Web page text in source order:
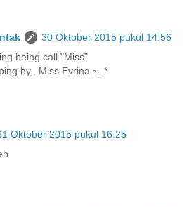
30 Oktober 2015 pukul 14.56
being call "Miss"
by,, Miss Evrina ~_*
Oktober 2015 pukul 16.25